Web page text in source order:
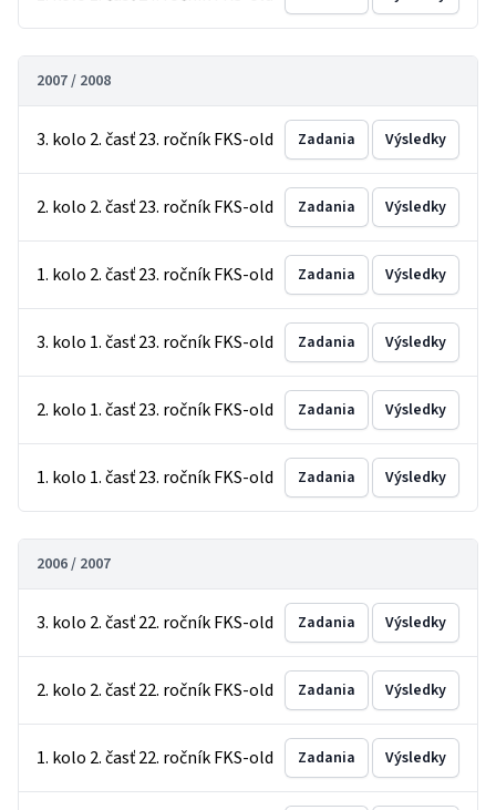
2007 / 2008
3. kolo 2. časť 23. ročník FKS-old Zadania Výsledky
2. kolo 2. časť 23. ročník FKS-old Zadania Výsledky
1. kolo 2. časť 23. ročník FKS-old Zadania Výsledky
3. kolo 1. časť 23. ročník FKS-old Zadania Výsledky
2. kolo 1. časť 23. ročník FKS-old Zadania Výsledky
1. kolo 1. časť 23. ročník FKS-old Zadania Výsledky
2006 / 2007
3. kolo 2. časť 22. ročník FKS-old Zadania Výsledky
2. kolo 2. časť 22. ročník FKS-old Zadania Výsledky
1. kolo 2. časť 22. ročník FKS-old Zadania Výsledky